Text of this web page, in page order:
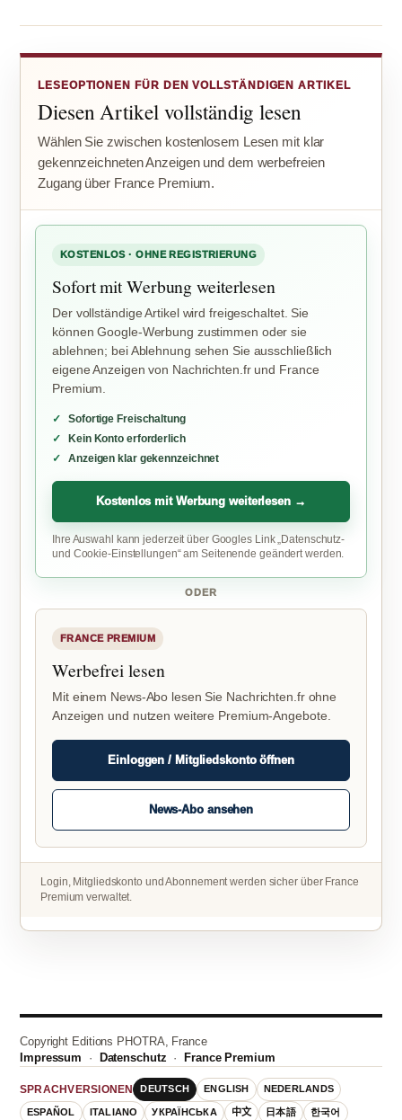
LESEOPTIONEN FÜR DEN VOLLSTÄNDIGEN ARTIKEL
Diesen Artikel vollständig lesen
Wählen Sie zwischen kostenlosem Lesen mit klar
gekennzeichneten Anzeigen und dem werbefreien
Zugang über France Premium.
KOSTENLOS · OHNE REGISTRIERUNG
Sofort mit Werbung weiterlesen
Der vollständige Artikel wird freigeschaltet. Sie
können Google-Werbung zustimmen oder sie
ablehnen; bei Ablehnung sehen Sie ausschließlich
eigene Anzeigen von Nachrichten.fr und France
Premium.
Sofortige Freischaltung
Kein Konto erforderlich
Anzeigen klar gekennzeichnet
Kostenlos mit Werbung weiterlesen →
Ihre Auswahl kann jederzeit über Googles Link „Datenschutz-
und Cookie-Einstellungen“ am Seitenende geändert werden.
ODER
FRANCE PREMIUM
Werbefrei lesen
Mit einem News-Abo lesen Sie Nachrichten.fr ohne
Anzeigen und nutzen weitere Premium-Angebote.
Einloggen / Mitgliedskonto öffnen
News-Abo ansehen
Login, Mitgliedskonto und Abonnement werden sicher über France
Premium verwaltet.
Copyright Editions PHOTRA, France
Impressum · Datenschutz · France Premium
SPRACHVERSIONEN DEUTSCH ENGLISH NEDERLANDS
ESPAÑOL ITALIANO УКРАЇНСЬКА 中文 日本語 한국어